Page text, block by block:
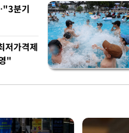
분기
저가격제
"